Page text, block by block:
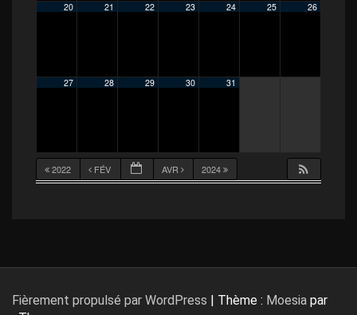
20 21 22 23 24 25 26
27 28 29 30 31
2022 FÉV AVR 2024
Fièrement propulsé par WordPress | Thème : Moesia par